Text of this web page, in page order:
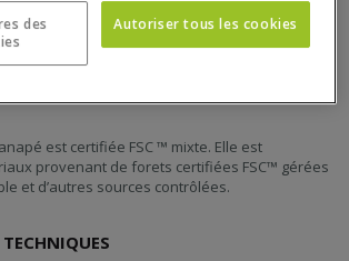
est certifiée FSC ™ mixte. Elle est
provenant de forets certifiées FSC™ gérées
et d’autres sources contrôlées.
des
Autoriser tous les cookies